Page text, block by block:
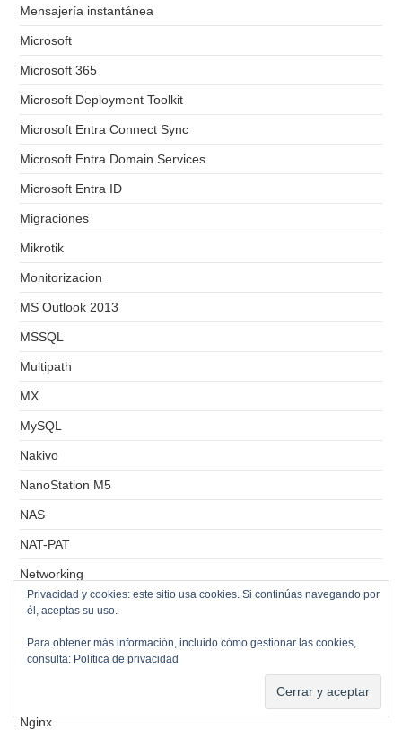
Mensajería instantánea
Microsoft
Microsoft 365
Microsoft Deployment Toolkit
Microsoft Entra Connect Sync
Microsoft Entra Domain Services
Microsoft Entra ID
Migraciones
Mikrotik
Monitorizacion
MS Outlook 2013
MSSQL
Multipath
MX
MySQL
Nakivo
NanoStation M5
NAS
NAT-PAT
Networking
Newsletter
NFS
Nginx
Privacidad y cookies: este sitio usa cookies. Si continúas navegando por
él, aceptas su uso.
Para obtener más información, incluido cómo gestionar las cookies,
consulta: Política de privacidad